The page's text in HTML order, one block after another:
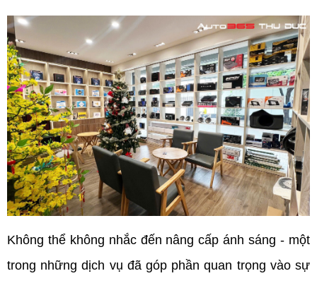
Không thể không nhắc đến nâng cấp ánh sáng - một
trong những dịch vụ đã góp phần quan trọng vào sự